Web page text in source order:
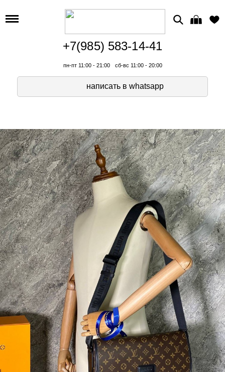
+7(985) 583-14-41
пн-пт 11:00 - 21:00 сб-вс 11:00 - 20:00
написать в whatsapp